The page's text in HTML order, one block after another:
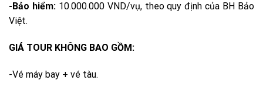
-Bảo hiểm: 10.000.000 VND/vụ, theo quy định của BH Bảo
Việt.
GIÁ TOUR KHÔNG BAO GỒM:
-Vé máy bay + vé tàu.